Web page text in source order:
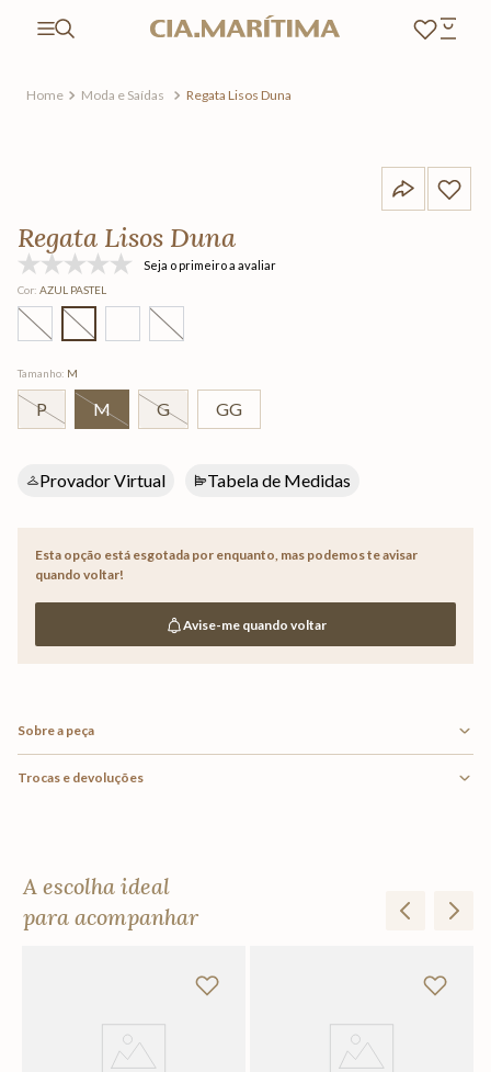
Moda e Saídas Regata Lisos Duna
Regata Lisos Duna
Seja o primeiro a avaliar
Cor: AZUL PASTEL
Tamanho: M
P M G GG
Provador Virtual Tabela de Medidas
Esta opção está esgotada por enquanto, mas podemos te avisar
quando voltar!
Avise-me quando voltar
Sobre a peça
Trocas e devoluções
A escolha ideal
para acompanhar